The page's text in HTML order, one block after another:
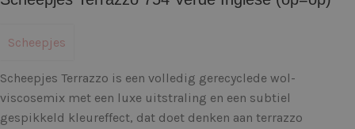
Scheepjes
Scheepjes Terrazzo is een volledig gerecyclede wol-
viscosemix met een luxe uitstraling en een subtiel
gespikkeld kleureffect, dat doet denken aan terrazzo